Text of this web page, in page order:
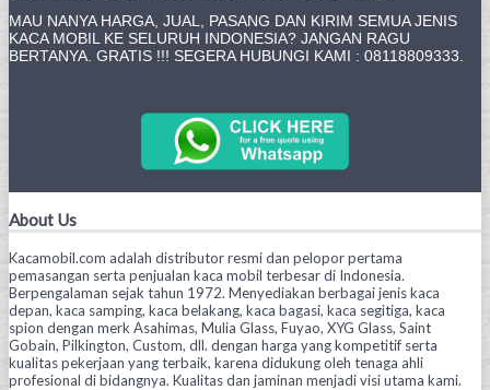
MAU NANYA HARGA, JUAL, PASANG DAN KIRIM SEMUA JENIS
KACA MOBIL KE SELURUH INDONESIA? JANGAN RAGU
BERTANYA. GRATIS !!! SEGERA HUBUNGI KAMI : 08118809333.
About Us
Kacamobil.com adalah distributor resmi dan pelopor pertama
pemasangan serta penjualan kaca mobil terbesar di Indonesia.
Berpengalaman sejak tahun 1972. Menyediakan berbagai jenis kaca
depan, kaca samping, kaca belakang, kaca bagasi, kaca segitiga, kaca
spion dengan merk Asahimas, Mulia Glass, Fuyao, XYG Glass, Saint
Gobain, Pilkington, Custom, dll. dengan harga yang kompetitif serta
kualitas pekerjaan yang terbaik, karena didukung oleh tenaga ahli
profesional di bidangnya. Kualitas dan jaminan menjadi visi utama kami.